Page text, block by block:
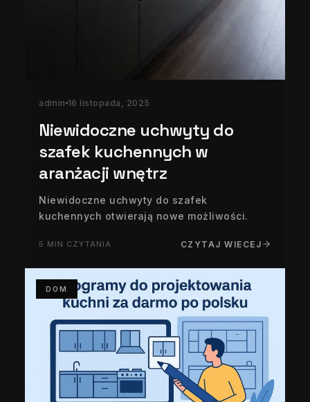
admin 16 listopada, 2025
Niewidoczne uchwyty do
szafek kuchennych w
aranżacji wnętrz
Niewidoczne uchwyty do szafek
kuchennych otwierają nowe możliwości.
5 MIN CZYTANIA CZYTAJ WIECEJ
DOM